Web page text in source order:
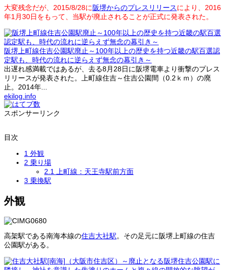
大変残念だが、2015/8/28に阪堺からのプレスリリースにより、2016
年1月30日をもって、当駅が廃止されることが正式に発表された。
阪堺上町線住吉公園駅廃止～100年以上の歴史を持つ近畿の駅百選認
定駅も、時代の流れに逆らえず無念の幕引き～
出遅れ感満載ではあるが、去る8月28日に阪堺電車より衝撃のプレス
リリースが発表された。上町線住吉～住吉公園間（0.2ｋｍ）の廃
止。2014年...
ekilog.info
スポンサーリンク
目次
1 外観
2 乗り場
2.1
上町線：天王寺駅前方面
3 乗換駅
外観
高架駅である南海本線の住吉大社駅。その足元に阪堺上町線の住吉
公園駅がある。